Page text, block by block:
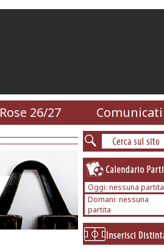
Rose 26/27 Comunicati
Oggi: nessuna partita
Domani: nessuna
partita